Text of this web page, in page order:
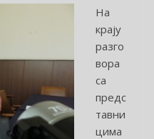
На
крају
разго
вора
са
предс
тавни
цима